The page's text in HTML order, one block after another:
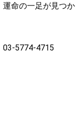
命の一足が見つか
5774-4715